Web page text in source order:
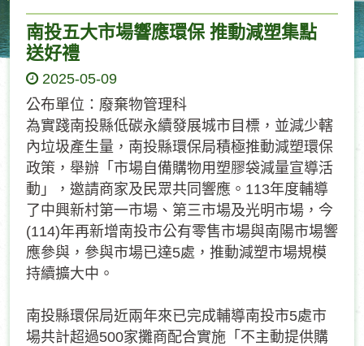
南投五大市場響應環保 推動減塑集點
送好禮
2025-05-09
公布單位：廢棄物管理科
為實踐南投縣低碳永續發展城市目標，並減少轄
內垃圾產生量，南投縣環保局積極推動減塑環保
政策，舉辦「市場自備購物用塑膠袋減量宣導活
動」，邀請商家及民眾共同響應。113年度輔導
了中興新村第一市場、第三市場及光明市場，今
(114)年再新增南投市公有零售市場與南陽市場響
應參與，參與市場已達5處，推動減塑市場規模
持續擴大中。
南投縣環保局近兩年來已完成輔導南投市5處市
場共計超過500家攤商配合實施「不主動提供購